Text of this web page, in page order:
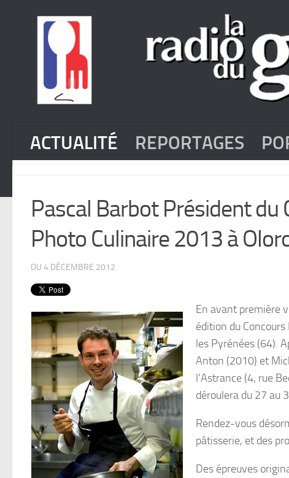
ACTUALITÉ REPORTAGES
Pascal Barbot Président du
Photo Culinaire 2013 à
DU 4 DÉCEMBRE 2012
En avant première
édition du
les Pyrénées (64).
Anton (2010) et
l’Astrance (4, rue
déroulera du 27 au
Rendez-vous
pâtisserie, et des
Des épreuves